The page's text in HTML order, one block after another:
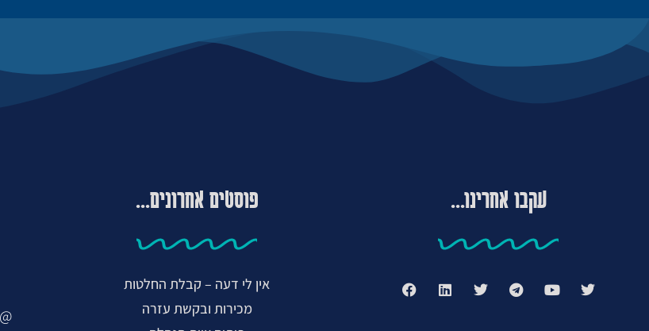
עקבו אחרינו... פוסטים אחרונים...
אין לי דעה – קבלת החלטות
מכירות ובקשת עזרה